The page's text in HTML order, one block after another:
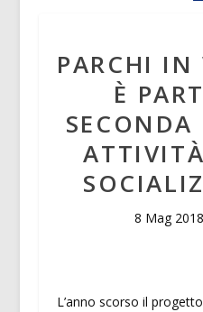
PARCHI IN
È
8 Mag 2018
L’anno scorso il